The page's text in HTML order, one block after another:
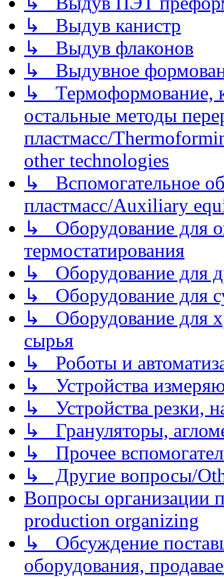
↳ Выдув канистр
↳ Выдув флаконов
↳ Выдувное
↳ Термоформование,
остальные методы
пластмасс/
other technologies
↳ Вспомогательное
пластмасс/Auxiliary
↳ Оборудование для
термостатирования
↳ Оборудование для
↳ Оборудование для
↳ Оборудование для
сырья
↳ Роботы и
↳ Устройства
↳ Устройства резки,
↳ Грануляторы,
↳ Прочее
↳ Другие вопросы/
Вопросы организации
production organizing
↳ Обсуждение
оборудования,